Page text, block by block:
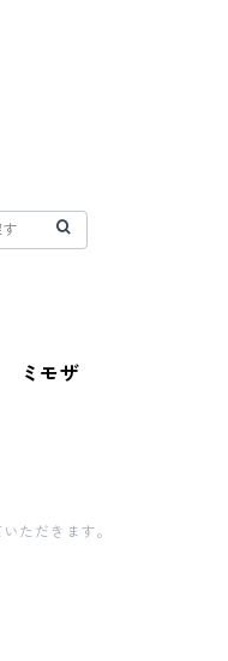
ミモザ
ただきます。